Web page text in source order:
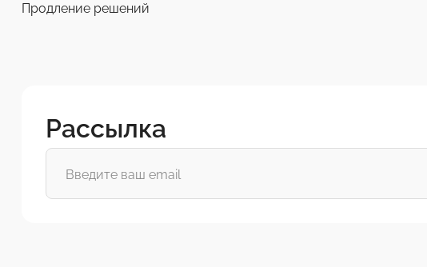
Продление решений
Рассылка